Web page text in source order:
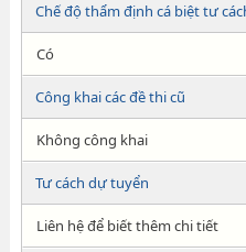
Chế độ thẩm định cá biệt tư
Có
Công khai các đề thi cũ
Không công khai
Tư cách dự tuyển
Liên hệ để biết thêm chi tiết